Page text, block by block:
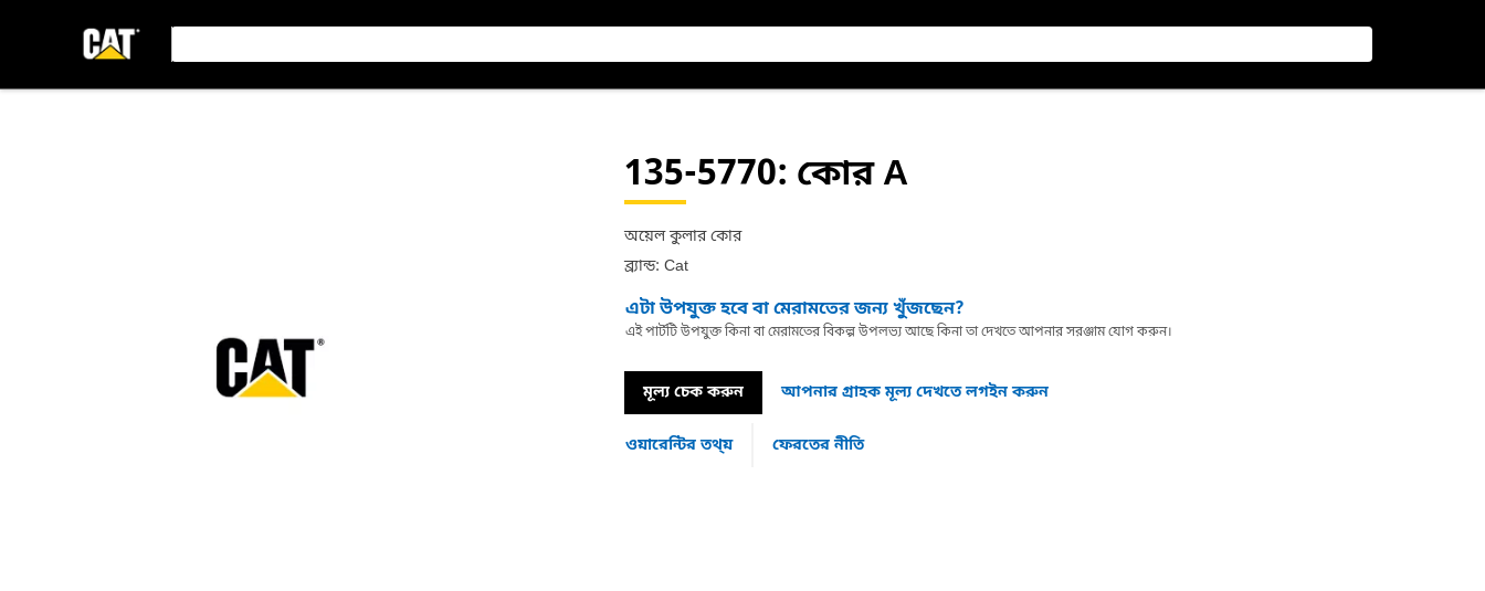
135-5770: কোর A
অয়েল কুলার কোর
ব্র্যান্ড: Cat
এটা উপযুক্ত হবে বা মেরামতের জন্য খুঁজছেন?
এই পার্টটি উপযুক্ত কিনা বা মেরামতের বিকল্প উপলভ্য আছে কিনা তা দেখতে আপনার সরঞ্জাম যোগ করুন।
মূল্য চেক করুন আপনার গ্রাহক মূল্য দেখতে লগইন করুন
ওয়ারেন্টির তথ্য় ফেরতের নীতি